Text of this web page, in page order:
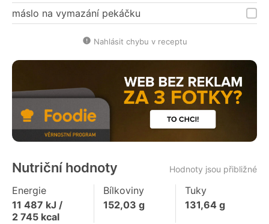
máslo na vymazání pekáčku
Nahlásit chybu v receptu
Nutriční hodnoty Hodnoty jsou přibližné
Energie
11 487 kJ /
2 745 kcal
Bílkoviny
152,03 g
Tuky
131,64 g